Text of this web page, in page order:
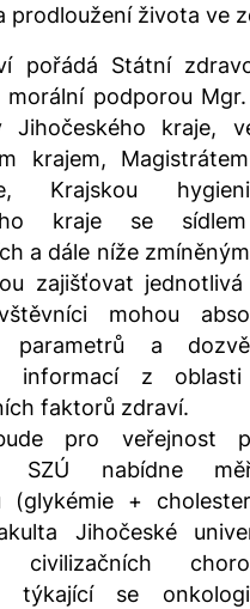
prodloužení života ve
pořádá Státní
podporou
Jihočeského kraje,
krajem,
Krajskou
kraje se
a dále níže
zajišťovat
mohou
parametrů a
informací z
faktorů zdraví.
pro veřejnost
SZÚ nabídne
(glykémie +
Jihočeské
civilizačních
týkající se